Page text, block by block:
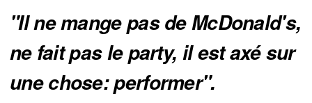
"Il ne mange pas de McDonald's,
ne fait pas le party, il est axé sur
une chose: performer".